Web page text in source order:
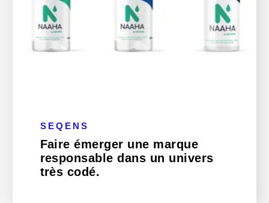
SEQENS
Faire émerger une marque
responsable dans un univers
très codé.